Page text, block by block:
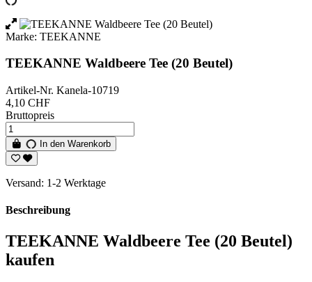
Marke: TEEKANNE
TEEKANNE Waldbeere Tee (20 Beutel)
Artikel-Nr. Kanela-10719
4,10 CHF
Bruttopreis
In den Warenkorb
Versand: 1-2 Werktage
Beschreibung
TEEKANNE Waldbeere Tee (20 Beutel)
kaufen